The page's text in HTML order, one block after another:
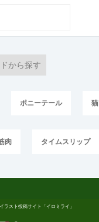
から探す
ポニーテール 猫
肉 タイムスリップ
ラスト投稿サイト「イロミライ」